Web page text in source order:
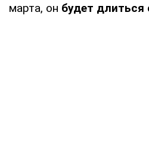
марта, он будет длиться